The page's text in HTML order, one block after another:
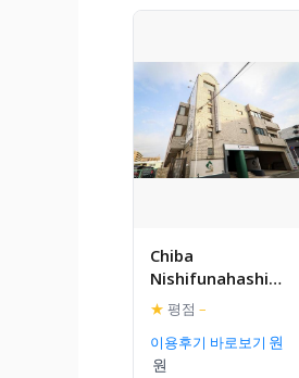
Chiba
Nishifunahashi
Residence MU1 /
80498
★ 평점 –
이용후기 바로보기